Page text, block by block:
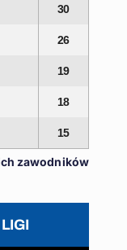
30
26
19
18
15
zawodników